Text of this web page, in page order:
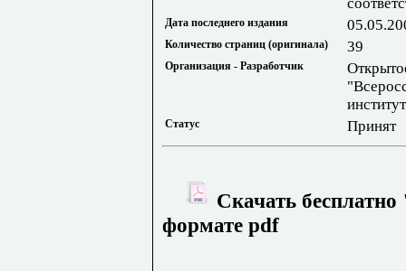
Дата последнего издания
Количество страниц (оригинала) 39
Организация - Разработчик
Статус Принят
Скачать
формате pdf